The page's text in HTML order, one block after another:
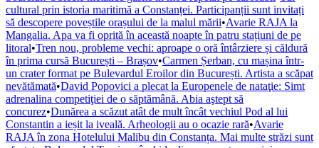
cultural prin istoria maritimă a Constanței. Participanții sunt invitați
să descopere poveștile orașului de la malul mării•Avarie RAJA la
Mangalia. Apa va fi oprită în această noapte în patru stațiuni de pe
litoral•Tren nou, probleme vechi: aproape o oră întârziere și căldură
în prima cursă București – Brașov•Carmen Șerban, cu mașina într-
un crater format pe Bulevardul Eroilor din București. Artista a scăpat
nevătămată•David Popovici a plecat la Europenele de nataţie: Simt
adrenalina competiţiei de o săptămână. Abia aştept să
concurez•Dunărea a scăzut atât de mult încât vechiul Pod al lui
Constantin a ieșit la iveală. Arheologii au o ocazie rară•Avarie
RAJA în zona Hotelului Malibu din Constanța. Mai multe străzi sunt